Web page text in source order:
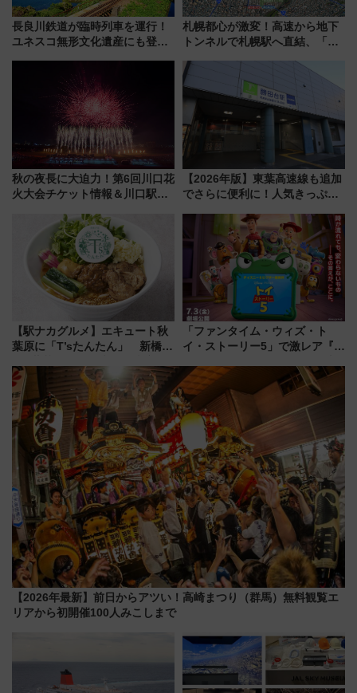
長良川鉄道が臨時列車を運行！
ユネスコ無形文化遺産にも登録
に 乗車には予約が必要
札幌都心が激変！高速から地下
トンネルで札幌駅へ直結、「創
から本格着工、延長4.8km整備
事業の全貌
秋の夜長に大迫力！第6回川口花
火大会チケット情報＆川口駅か
【2026年版】東葉高速線も追加
でさらに便利に！人気きっぷ
今年も発売 秋・早春に千葉県を
巡るなら使い勝手・コスパ抜群
【駅ナカグルメ】エキュート秋
葉原に「T’sたんたん」 新橋に
饅」、オムライス専門店「肉と
たまご」新グルメ続々登場！
【2026年8月】
「ファンタイム・ウィズ・ト
イ・ストーリー5」で激レア『ロ
デコレーションも徹底解説
【2026年最新】前日からアツい！高崎まつり（群馬）無料観覧エ
リアから初開催100人みこしまで